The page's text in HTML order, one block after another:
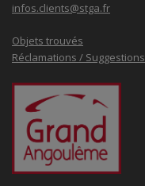
infos.clients@stga.fr
Objets trouvés
Réclamations / Suggestions